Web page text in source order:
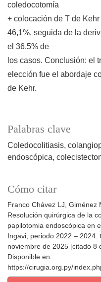
Palabras clave
Coledocolitiasis
endoscópica
Cómo citar
Franco Chávez LJ, Giménez
Resolución quirúrgica de la
papilotomia endoscópica en
Ingavi, periodo 2022 – 2024.
noviembre de 2025 [citado 8
Disponible en:
https://cirugia.org.py/
coledocotomía
+ colocación de T de
46,1%, seguida de la
el 36,5% de
los casos. Conclusión: el
elección fue el abordaje
de Kehr.